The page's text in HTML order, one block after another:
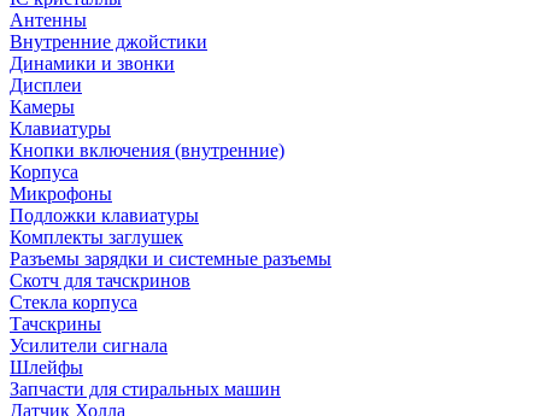
Антенны
Внутренние джойстики
Динамики и звонки
Дисплеи
Камеры
Клавиатуры
Кнопки включения (внутренние)
Корпуса
Микрофоны
Подложки клавиатуры
Комплекты заглушек
Разъемы зарядки и системные разъемы
Скотч для тачскринов
Стекла корпуса
Тачскрины
Усилители сигнала
Шлейфы
Запчасти для стиральных машин
Датчик Холла